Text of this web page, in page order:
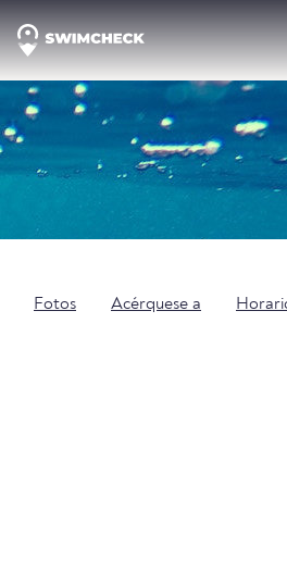
Fotos Acérquese a